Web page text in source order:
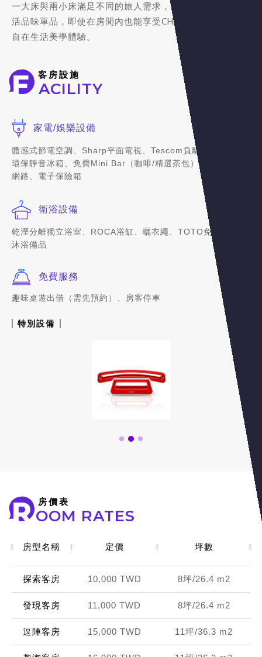
一大床與兩小床滿足不同的旅人需求，房間內擁有許多生
活品味單品，即使在房間內也能享受CHAM CHAM精神的
自在生活美學體驗。
客房設施
F ACILITY
家電/娛樂設備
體感式節電空調、Sharp平面電視、Tescom負離子吹風機、
環保靜音冰箱、免費Mini Bar（咖啡/精選茶包）、免費無線
網路、電子保險箱
衛浴設備
乾溼分離獨立浴室、ROCA浴缸、曬衣繩、TOTO免治馬桶、
沐浴備品
免費服務
趣味桌遊出借（需先預約）、房客停車
特別設備
1 2 3
房價表
R OOM RATES
房型名稱 定價 坪數
探索客房 10,000 TWD 8坪/26.4 m2
發現客房 11,000 TWD 8坪/26.4 m2
逗陣客房 15,000 TWD 11坪/36.3 m2